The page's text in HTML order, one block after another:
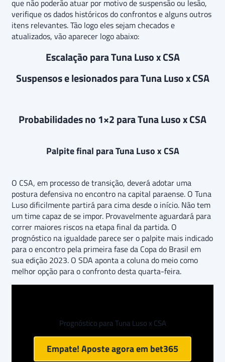
que não poderão atuar por motivo de suspensão ou lesão,
verifique os dados históricos do confrontos e alguns outros
itens relevantes. Tão logo eles sejam checados e
atualizados, vão aparecer logo abaixo:
Escalação para Tuna Luso x CSA
Suspensos e lesionados para Tuna Luso x CSA
Probabilidades no 1×2 para Tuna Luso x CSA
Palpite final para Tuna Luso x CSA
O CSA, em processo de transição, deverá adotar uma
postura defensiva no encontro na capital paraense. O Tuna
Luso dificilmente partirá para cima desde o início. Não tem
um time capaz de se impor. Provavelmente aguardará para
correr maiores riscos na etapa final da partida. O
prognóstico na igualdade parece ser o palpite mais indicado
para o encontro pela primeira fase da Copa do Brasil em
sua edição 2023. O SDA aponta a coluna do meio como
melhor opção para o confronto desta quarta-feira.
Prognóstico para Tuna Luso x CSA
Empate! Aposte agora em bet365